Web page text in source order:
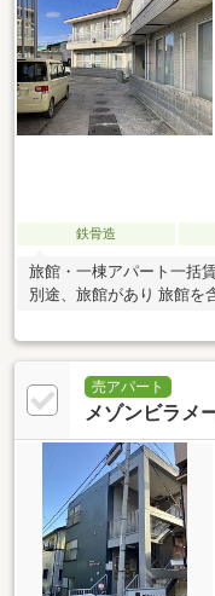
鉄骨造
旅館・一棟アパート一括賃貸
別途、旅館があり 旅館を
売アパート
メゾンビラメ